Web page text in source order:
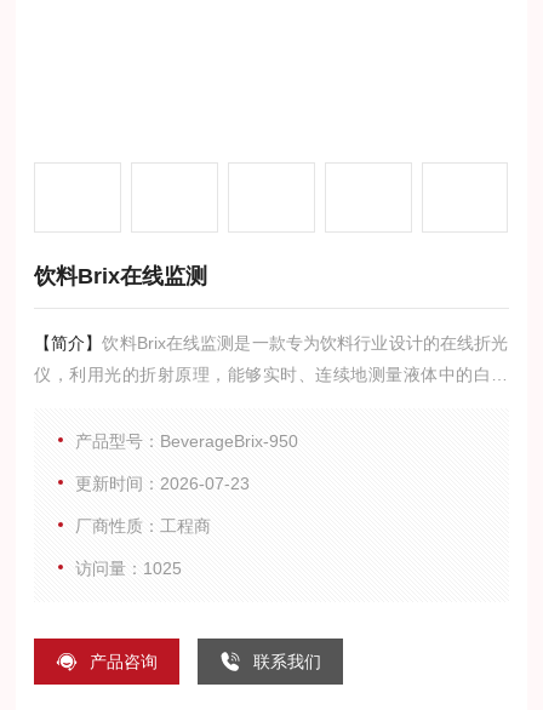
饮料Brix在线监测
【简介】饮料Brix在线监测是一款专为饮料行业设计的在线折光
仪，利用光的折射原理，能够实时、连续地测量液体中的白利
任何时刻都能精准掌握糖浆浓度，确保产品口感稳定，提升生
产品型号：BeverageBrix-950
更新时间：2026-07-23
厂商性质：工程商
访问量：1025
产品咨询 联系我们